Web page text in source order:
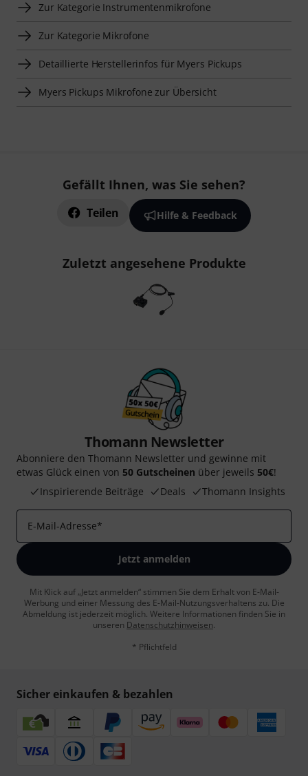
Zur Kategorie Instrumentenmikrofone
Zur Kategorie Mikrofone
Detaillierte Herstellerinfos für Myers Pickups
Myers Pickups Mikrofone zur Übersicht
Gefällt Ihnen, was Sie sehen?
Teilen Hilfe & Feedback
Zuletzt angesehene Produkte
Thomann Newsletter
Abonniere den Thomann Newsletter und gewinne mit
etwas Glück einen von 50 Gutscheinen über jeweils 50€!
Inspirierende Beiträge
Deals Thomann Insights
E-Mail-Adresse*
Jetzt anmelden
Mit Klick auf „Jetzt anmelden“ stimmen Sie dem Erhalt von E-Mail-
Werbung und einer Messung des E-Mail-Nutzungsverhaltens zu. Die
Abmeldung ist jederzeit möglich. Weitere Informationen finden Sie in
unseren Datenschutzhinweisen.
* Pflichtfeld
Sicher einkaufen & bezahlen